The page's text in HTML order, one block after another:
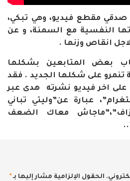
صدقي مقطع فيديو، وهي تبكي،
النفسية مع السمنة، و عن
انقاص وزنها .
بعض المتابعين بشكلها
تنمرو على شكلها الجديد . فقد
على اخر فيديو نشرته هدى عبر
عبارة عن”وليتي تباني
معاك الضعف
الحقول الإلزامية مشار إليها بـ*